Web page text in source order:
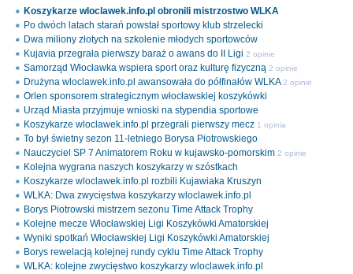
Koszykarze wloclawek.info.pl obronili mistrzostwo WLKA
Po dwóch latach starań powstał sportowy klub strzelecki
Dwa miliony złotych na szkolenie młodych sportowców
Kujavia przegrała pierwszy baraż o awans do II Ligi 2 opinie
Samorząd Włocławka wspiera sport oraz kulturę fizyczną 2 opinie
Drużyna wloclawek.info.pl awansowała do półfinałów WLKA 2 opinie
Orlen sponsorem strategicznym włocławskiej koszykówki
Urząd Miasta przyjmuje wnioski na stypendia sportowe
Koszykarze wloclawek.info.pl przegrali pierwszy mecz 1 opinia
To był świetny sezon 11-letniego Borysa Piotrowskiego
Nauczyciel SP 7 Animatorem Roku w kujawsko-pomorskim 2 opinie
Kolejna wygrana naszych koszykarzy w szóstkach
Koszykarze wloclawek.info.pl rozbili Kujawiaka Kruszyn
WLKA: Dwa zwycięstwa koszykarzy wloclawek.info.pl
Borys Piotrowski mistrzem sezonu Time Attack Trophy
Kolejne mecze Włocławskiej Ligi Koszykówki Amatorskiej
Wyniki spotkań Włocławskiej Ligi Koszykówki Amatorskiej
Borys rewelacją kolejnej rundy cyklu Time Attack Trophy
WLKA: kolejne zwycięstwo koszykarzy wloclawek.info.pl